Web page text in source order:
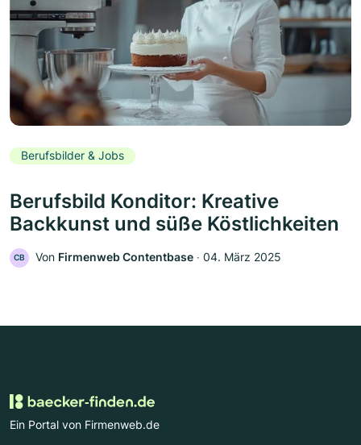
Berufsbilder & Jobs
Berufsbild Konditor: Kreative
Backkunst und süße Köstlichkeiten
CB Von Firmenweb Contentbase ‧ 04. März 2025
Ein Portal von Firmenweb.de